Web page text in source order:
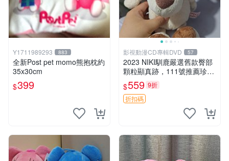
Y1711989293 883
全新Post pet momo熊抱枕約
35x30cm
$399
影視動漫CD專輯DVD 57
2023 NIKI馴鹿嚴選舊款臀部
顆粒顯真跡，111號推薦珍藏
品 馴鹿 舊款 尾巴顆粒
$559 9折
折扣碼